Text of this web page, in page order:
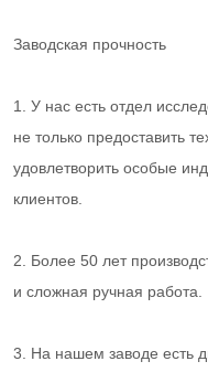
Заводская прочность
1. У нас есть отдел
не только предоставить
удовлетворить особые
клиентов.
2. Более 50 лет
и сложная ручная работа.
3. На нашем заводе есть